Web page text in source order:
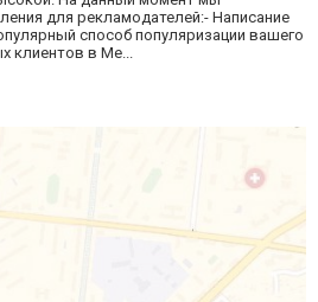
для рекламодателей:- Написание
способ популяризации вашего
клиентов в Ме...